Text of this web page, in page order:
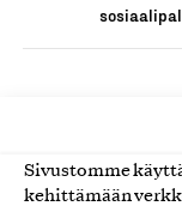
Sivustomme
kehittämään